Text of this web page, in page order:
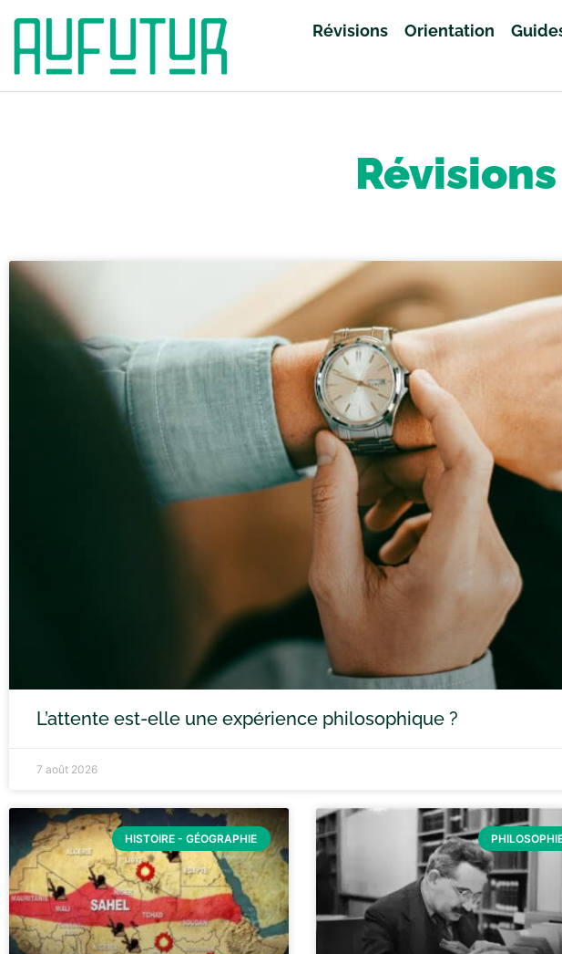
Révisions Orientation
Révisions
L’attente est-elle une expérience philosophique ?
7 août 2026
HISTOIRE - GÉOGRAPHIE